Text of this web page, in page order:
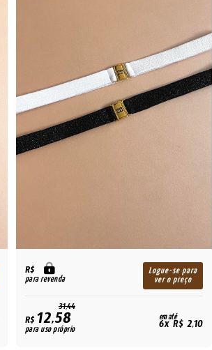
R$
para revenda
Logue-se para
ver o preço
31,44
R$12,58
para uso próprio
em até
6x R$ 2,10